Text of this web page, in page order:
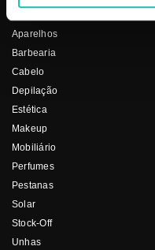
Aparelhos
Barbearia
Cabelo
Depilação
Estética
Makeup
Mobiliário
Perfumes
Pestanas
Solar
Stock-Off
Unhas